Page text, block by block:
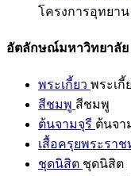
โครงการอุทยา
อัตลักษณ์มหาวิทยาลัย
พระเกี้ยว พระเกี้
สีชมพู สีชมพู
ต้นจามจุรี ต้นจา
เสื้อครุยพระรา
ชุดนิสิต ชุดนิสิต